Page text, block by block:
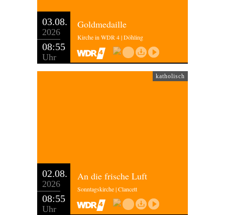
03.08.
2026
08:55
Uhr
Goldmedaille
Kirche in WDR 4 | Döhling
katholisch
02.08.
2026
08:55
Uhr
An die frische Luft
Sonntagskirche | Clancett